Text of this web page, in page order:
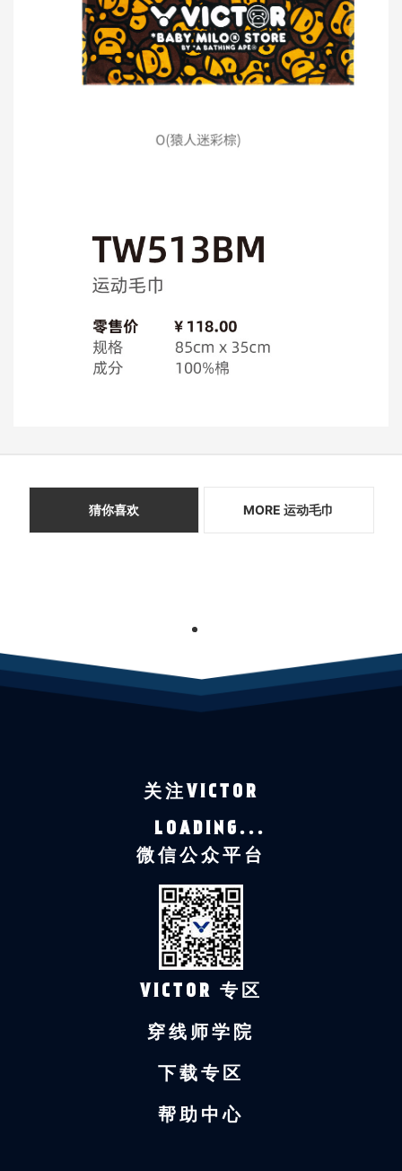
猜你喜欢 MORE 运动毛巾
1
关注VICTOR
LOADING...
微信公众平台
VICTOR 专区
穿线师学院
下载专区
帮助中心